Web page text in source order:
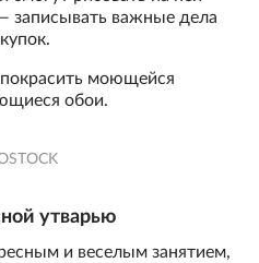
записывать важные дела
моющейся
обои.
утварью
и веселым занятием,